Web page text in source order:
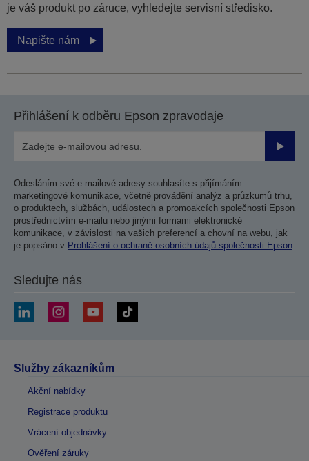
je váš produkt po záruce, vyhledejte servisní středisko.
Napište nám
Přihlášení k odběru Epson zpravodaje
Odesláním své e-mailové adresy souhlasíte s přijímáním
marketingové komunikace, včetně provádění analýz a průzkumů trhu,
o produktech, službách, událostech a promoakcích společnosti Epson
prostřednictvím e-mailu nebo jinými formami elektronické
komunikace, v závislosti na vašich preferencí a chovní na webu, jak
je popsáno v Prohlášení o ochraně osobních údajů společnosti Epson
Sledujte nás
Služby zákazníkům
Akční nabídky
Registrace produktu
Vrácení objednávky
Ověření záruky